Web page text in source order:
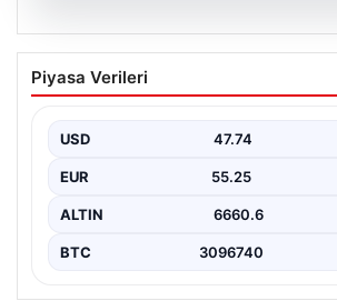
07.08.2026
DAP Yapı’dan bir ilk! Emlak
güvencesi Dap vizyonuyla
Piyasa Verileri
USD 47.74
EUR 55.25
ALTIN 6660.6
BTC 3096740